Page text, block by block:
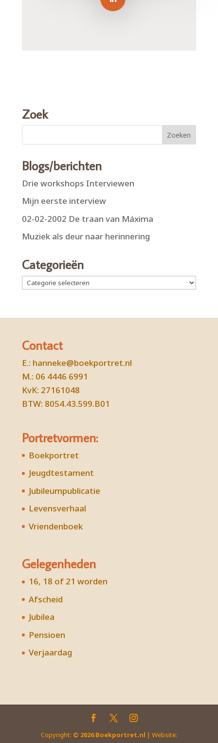
Zoek
Blogs/berichten
Drie workshops Interviewen
Mijn eerste interview
02-02-2002 De traan van Máxima
Muziek als deur naar herinnering
Categorieën
Categorieën
Contact
E.: hanneke@boekportret.nl
M.: 06 4446 6991
KvK: 27161048
BTW: 8054.43.599.B01
Portretvormen:
Boekportret
Jeugdtestament
Jubileumpublicatie
Levensverhaal
Vriendenboek
Gelegenheden
16, 18 of 21 worden
Afscheid
Jubilea
Pensioen
Verjaardag
Copyright: © 2026Boekportret.nl | Website: